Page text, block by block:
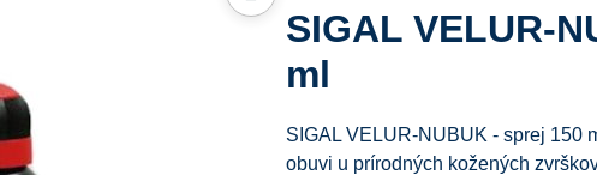
SIGAL VELUR-
ml
SIGAL VELUR-NUBUK - sprej 150
obuvi u prírodných kožených